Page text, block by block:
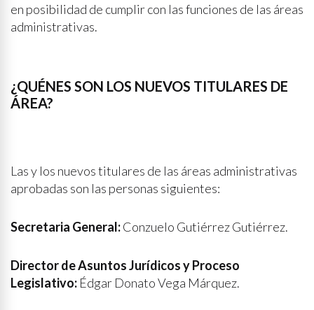
en posibilidad de cumplir con las funciones de las áreas
administrativas.
¿QUÉNES SON LOS NUEVOS TITULARES DE
ÁREA?
Las y los nuevos titulares de las áreas administrativas
aprobadas son las personas siguientes:
Secretaria General:Conzuelo Gutiérrez Gutiérrez.
Director de Asuntos Jurídicos y Proceso
Legislativo: Édgar Donato Vega Márquez.